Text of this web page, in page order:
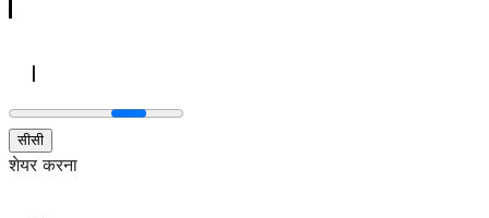
सीसी
शेयर करना